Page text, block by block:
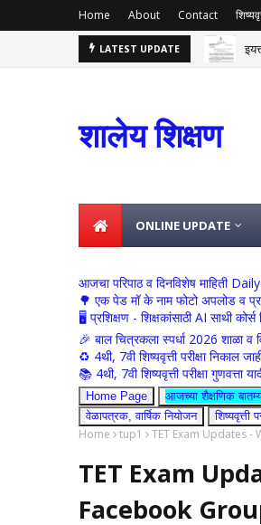
Home About Contact
LATEST UPDATE
शालेय शिक्षण
ONLINE UPDATE
आजचा परिपाठ व दिनविशेष माहिती
🌳 एक पेड मॉ के नाम फोटो अपलोड व
🖥 प्रशिक्षण - शिक्षकांसाठी AI साथी
🎉 बाल चित्रकला स्पर्धा 2026 शाळा व
♻️ 4थी, 7वी शिष्यवृत्ती परीक्षा
📚 4थी, 7वी शिष्यवृत्ती परीक्षा गुणवत्ता
Home Page आजच्या शैक्षणिक
वेळापत्रक, वार्षिक नियोजन
शिष्यवृत्ती
Home tup1 TET Exam Updates -
TET Exam
Facebook Group |